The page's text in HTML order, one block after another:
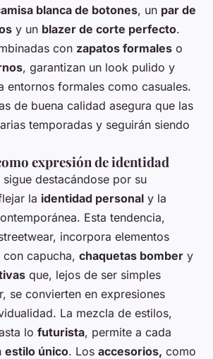
blanca de botones, un par de
y un blazer de corte perfecto.
con zapatos formales o
, garantizan un look pulido y
entornos formales como casuales.
de buena calidad asegura que las
temporadas y seguirán siendo
expresión de identidad
sigue destacándose por su
la identidad personal y la
Esta tendencia,
incorpora elementos
capucha, chaquetas bomber y
que, lejos de ser simples
se convierten en expresiones
La mezcla de estilos,
lo futurista, permite a cada
estilo único. Los accesorios, como